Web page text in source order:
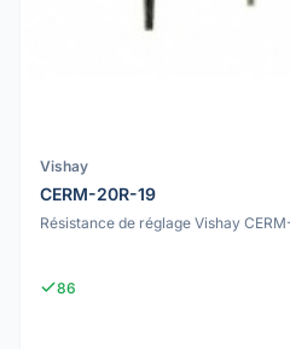
Vishay
CERM-20R-19
Résistance de réglage Vishay
86